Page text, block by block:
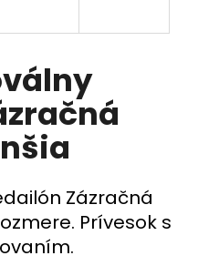
Zázračná
Prívesok s